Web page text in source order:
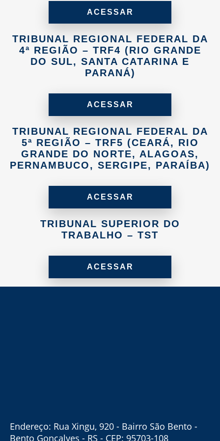
ACESSAR
TRIBUNAL REGIONAL FEDERAL DA
4ª REGIÃO – TRF4 (RIO GRANDE
DO SUL, SANTA CATARINA E
PARANÁ)
ACESSAR
TRIBUNAL REGIONAL FEDERAL DA
5ª REGIÃO – TRF5 (CEARÁ, RIO
GRANDE DO NORTE, ALAGOAS,
PERNAMBUCO, SERGIPE, PARAÍBA)
ACESSAR
TRIBUNAL SUPERIOR DO
TRABALHO – TST
ACESSAR
Endereço: Rua Xingu, 920 - Bairro São Bento -
Bento Gonçalves - RS - CEP: 95703-108